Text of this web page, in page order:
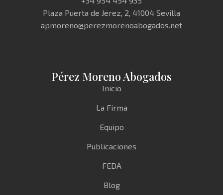
Plaza Puerta de Jerez, 2, 41004 Sevilla
apmoreno@perezmorenoabogados.net
Pérez Moreno Abogados
Inicio
La Firma
Equipo
Publicaciones
FEDA
Blog